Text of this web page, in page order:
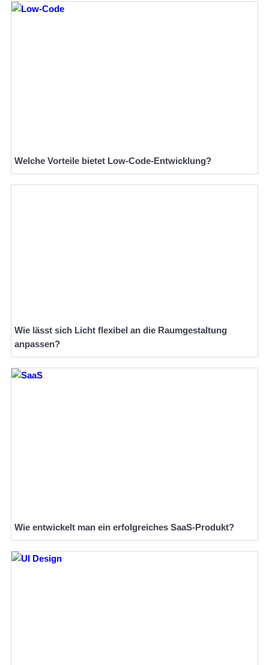
Welche Vorteile bietet Low-Code-Entwicklung?
Wie lässt sich Licht flexibel an die Raumgestaltung
anpassen?
Wie entwickelt man ein erfolgreiches SaaS-Produkt?